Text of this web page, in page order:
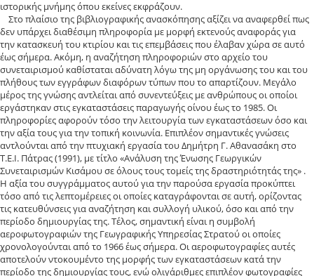
ιστορικής μνήμης όπου εκείνες εκφράζουν.
Στο πλαίσιο της βιβλιογραφικής ανασκόπησης αξίζει να αναφερθεί πως
δεν υπάρχει διαθέσιμη πληροφορία με μορφή εκτενούς αναφοράς για
την κατασκευή του κτιρίου και τις επεμβάσεις που έλαβαν χώρα σε αυτό
έως σήμερα. Ακόμη, η αναζήτηση πληροφοριών στο αρχείο του
συνεταιρισμού καθίσταται αδύνατη λόγω της μη οργάνωσης του και του
πλήθους των εγγράφων διαφόρων τύπων που το απαρτίζουν. Μεγάλο
μέρος της γνώσης αντλείται από συνεντεύξεις με ανθρώπους οι οποίοι
εργάστηκαν στις εγκαταστάσεις παραγωγής οίνου έως το 1985. Οι
πληροφορίες αφορούν τόσο την λειτουργία των εγκαταστάσεων όσο και
την αξία τους για την τοπική κοινωνία. Επιπλέον σημαντικές γνώσεις
αντλούνται από την πτυχιακή εργασία του Δημήτρη Γ. Αθανασάκη στο
Τ.Ε.Ι. Πάτρας (1991), με τίτλο «Ανάλυση της Ένωσης Γεωργικών
Συνεταιρισμών Κισάμου σε όλους τους τομείς της δραστηριότητάς της» .
Η αξία του συγγράμματος αυτού για την παρούσα εργασία προκύπτει
τόσο από τις λεπτομέρειες οι οποίες καταγράφονται σε αυτή, ορίζοντας
τις κατευθύνσεις για αναζήτηση και συλλογή υλικού, όσο και από την
περίοδο δημιουργίας της. Τέλος, σημαντική είναι η συμβολή
αεροφωτογραφιών της Γεωγραφικής Υπηρεσίας Στρατού οι οποίες
χρονολογούνται από το 1966 έως σήμερα. Οι αεροφωτογραφίες αυτές
αποτελούν ντοκουμέντο της μορφής των εγκαταστάσεων κατά την
περίοδο της δημιουργίας τους, ενώ ολιγάριθμες επιπλέον φωτογραφίες